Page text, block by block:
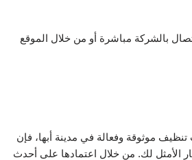
بالشركة مباشرة أو من خلال الموقع
موثوقة وفعالة في مدينة أبها، فإن
الأمثل لك. من خلال اعتمادها على أحدث